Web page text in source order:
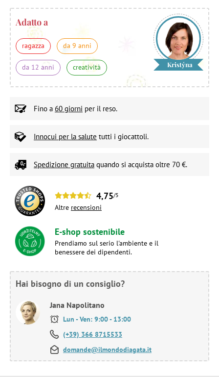
Adatto a
ragazza da 9 anni
da 12 anni creatività Kristýna
Fino a 60 giorni per il reso.
Innocui per la salute tutti i giocattoli.
Spedizione gratuita quando si acquista oltre 70 €.
4,75/5
Altre recensioni
E-shop sostenibile
Prendiamo sul serio l'ambiente e il
benessere dei dipendenti.
Hai bisogno di un consiglio?
Jana Napolitano
Lun - Ven: 9:00 - 13:00
(+39) 366 8715533
domande@ilmondodiagata.it